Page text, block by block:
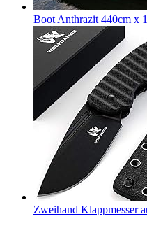
Boot Anthrazit 440cm x
Zweihand Klappmesser